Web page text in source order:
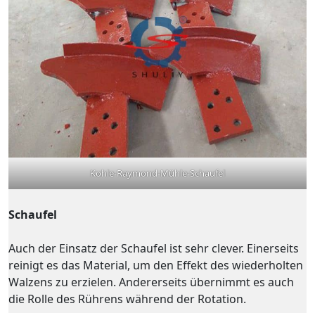
Kohle-Raymond-Mühle-Schaufel
Schaufel
Auch der Einsatz der Schaufel ist sehr clever. Einerseits
reinigt es das Material, um den Effekt des wiederholten
Walzens zu erzielen. Andererseits übernimmt es auch
die Rolle des Rührens während der Rotation.